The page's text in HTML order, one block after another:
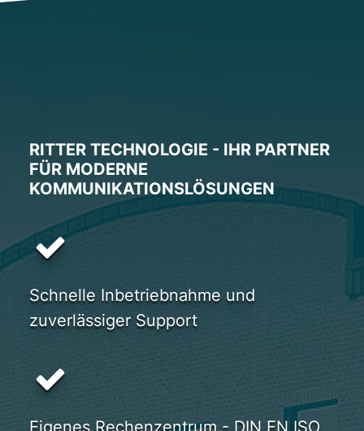
RITTER TECHNOLOGIE - IHR PARTNER
FÜR MODERNE
KOMMUNIKATIONSLÖSUNGEN
Schnelle Inbetriebnahme und
zuverlässiger Support
Eigenes Rechenzentrum - DIN EN ISO